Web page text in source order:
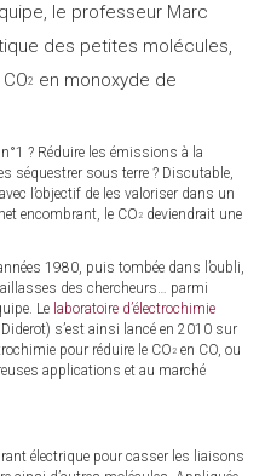
le professeur Marc
des petites molécules,
2 en monoxyde de
? Réduire les émissions à la
séquestrer sous terre ? Discutable,
l’objectif de les valoriser dans un
encombrant, le CO2 deviendrait une
1980, puis tombée dans l’oubli,
des chercheurs… parmi
Le laboratoire d’électrochimie
s’est ainsi lancé en 2010 sur
pour réduire le CO2 en CO, ou
applications et au marché
électrique pour casser les liaisons